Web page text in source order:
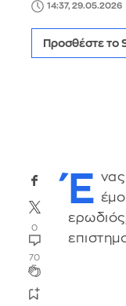
14:37, 29.05.2026
Προσθέστε το
0
70
Έ